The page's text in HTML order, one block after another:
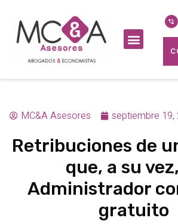
MC&A Asesores septiembre 19,
Retribuciones de
que, a su
Administrador
gratuito